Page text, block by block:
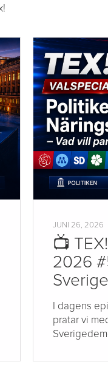
JUNI 26, 2026
📺
2026
I dagens
pratar vi